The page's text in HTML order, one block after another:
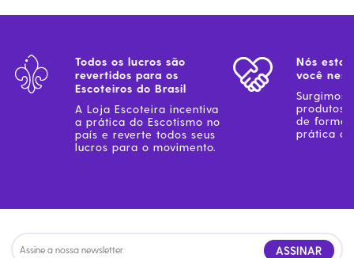
Todos os lucros são
revertidos para os
Escoteiros do Brasil
A Loja Escoteira incentiva
a prática do Escotismo no
país e reverte todos seus
lucros para o movimento.
Nós
você
Surgimos
produtos
de forma
prática
ASSINAR